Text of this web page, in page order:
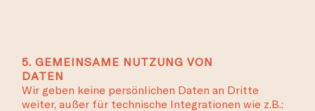
5. GEMEINSAME NUTZUNG VON
DATEN
Wir geben keine persönlichen Daten an Dritte
weiter, außer für technische Integrationen wie z.B.: